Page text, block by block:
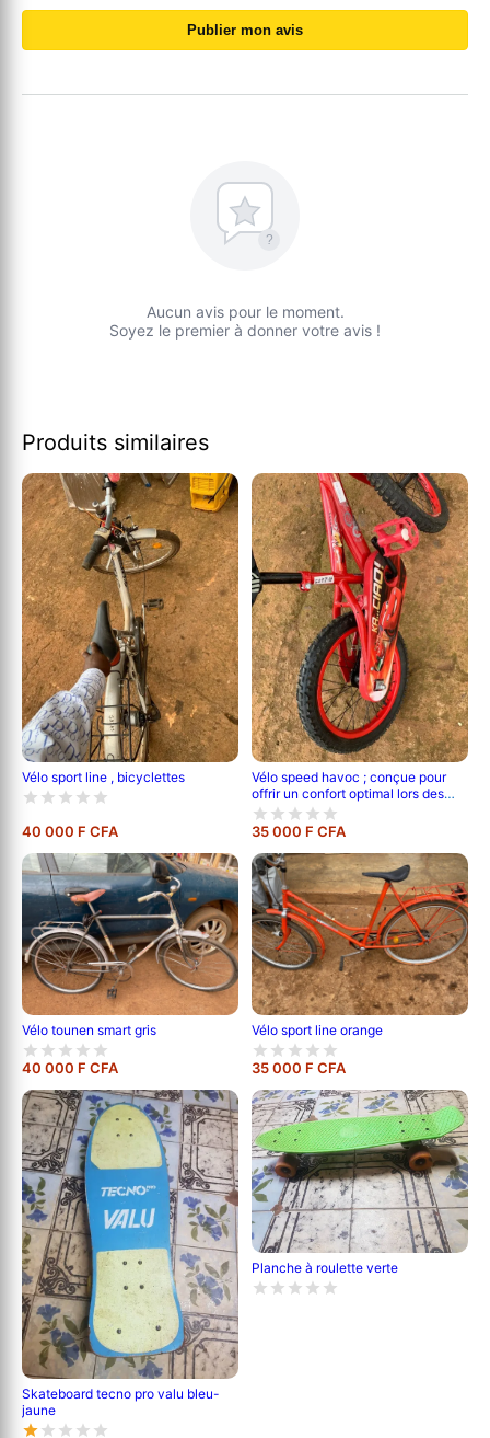
Publier mon avis
?
Aucun avis pour le moment.
Soyez le premier à donner votre avis !
Produits similaires
Vélo sport line , bicyclettes
40 000 F CFA
Vélo speed havoc ; conçue pour
offrir un confort optimal lors des
longues sorties.
35 000 F CFA
Vélo tounen smart gris
40 000 F CFA
Vélo sport line orange
35 000 F CFA
Skateboard tecno pro valu bleu-
jaune
Planche à roulette verte